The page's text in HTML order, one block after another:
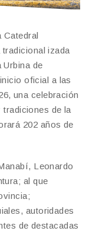
Catedral
izada
Urbina de
oficial a las
una celebración
tradiciones de la
202 años de
Leonardo
al que
autoridades
de destacadas